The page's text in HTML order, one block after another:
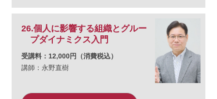
26.個人に影響する組織とグルー
プダイナミクス入門
受講料：12,000円（消費税込）
講師：永野直樹